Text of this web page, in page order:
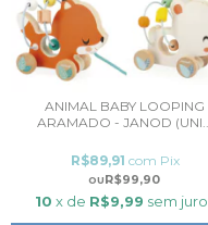
ANIMAL BABY LOOPING
ARAMADO - JANOD
R$99,90
R$89,91 com Pix
10 x de R$9,99 sem